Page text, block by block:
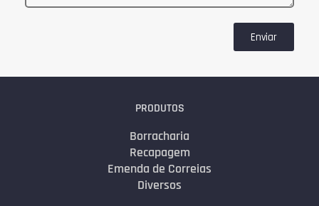
Enviar
PRODUTOS
Borracharia
Recapagem
Emenda de Correias
Diversos